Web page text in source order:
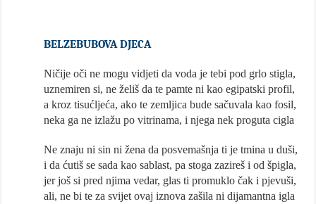
BELZEBUBOVA DJECA
Ničije oči ne mogu vidjeti da voda je tebi pod grlo stigla,
uznemiren si, ne želiš da te pamte ni kao egipatski profil,
a kroz tisućljeća, ako te zemljica bude sačuvala kao fosil,
neka ga ne izlažu po vitrinama, i njega nek proguta cigla
Ne znaju ni sin ni žena da posvemašnja ti je tmina u duši,
i da ćutiš se sada kao sablast, pa stoga zazireš i od špigla,
jer još si pred njima vedar, glas ti promuklo čak i pjevuši,
ali, ne bi te za svijet ovaj iznova zašila ni dijamantna igla